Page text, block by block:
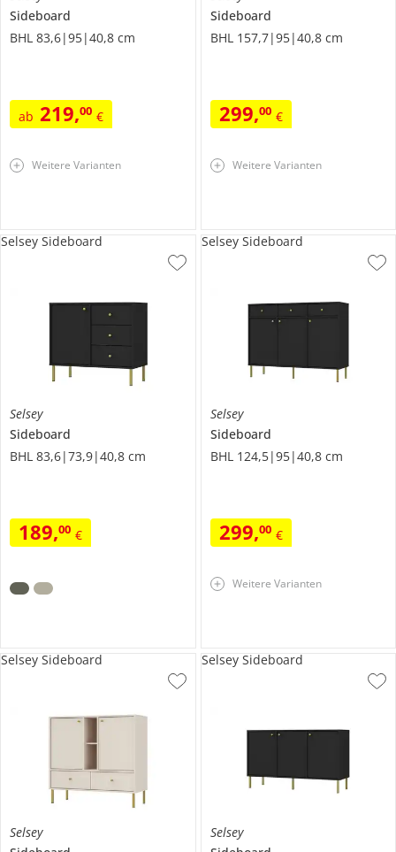
Sideboard
BHL 83,6|95|40,8 cm
ab 219,00 €
Weitere Varianten
Sideboard
BHL 157,7|95|40,8 cm
299,00 €
Weitere Varianten
Selsey
Sideboard
BHL 83,6|73,9|40,8 cm
189,00 €
Selsey Sideboard
Selsey
Sideboard
BHL 124,5|95|40,8 cm
299,00 €
Selsey Sideboard
Weitere Varianten
Selsey
Selsey Sideboard
Selsey
Selsey Sideboard